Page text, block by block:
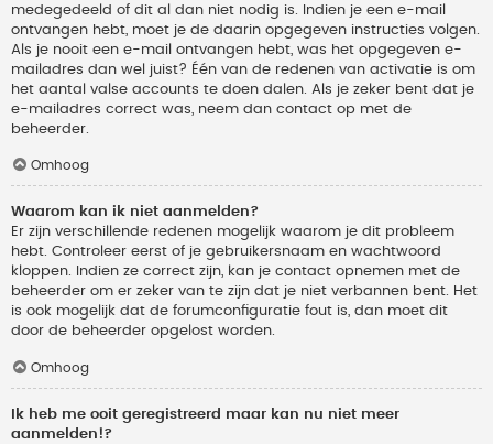
medegedeeld of dit al dan niet nodig is. Indien je een e-mail
ontvangen hebt, moet je de daarin opgegeven instructies volgen.
Als je nooit een e-mail ontvangen hebt, was het opgegeven e-
mailadres dan wel juist? Één van de redenen van activatie is om
het aantal valse accounts te doen dalen. Als je zeker bent dat je
e-mailadres correct was, neem dan contact op met de
beheerder.
Omhoog
Waarom kan ik niet aanmelden?
Er zijn verschillende redenen mogelijk waarom je dit probleem
hebt. Controleer eerst of je gebruikersnaam en wachtwoord
kloppen. Indien ze correct zijn, kan je contact opnemen met de
beheerder om er zeker van te zijn dat je niet verbannen bent. Het
is ook mogelijk dat de forumconfiguratie fout is, dan moet dit
door de beheerder opgelost worden.
Omhoog
Ik heb me ooit geregistreerd maar kan nu niet meer
aanmelden!?